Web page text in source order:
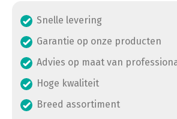
Snelle levering
Garantie op onze producten
Advies op maat van
Hoge kwaliteit
Breed assortiment